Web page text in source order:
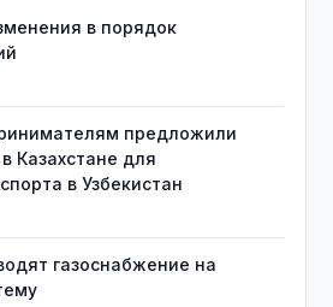
в порядок
предложили
Казахстане для
в Узбекистан
газоснабжение на